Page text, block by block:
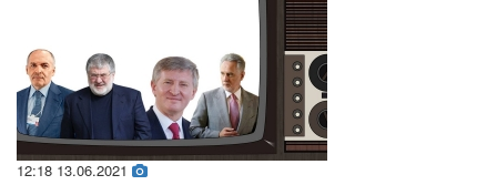
12:18 13.06.2021